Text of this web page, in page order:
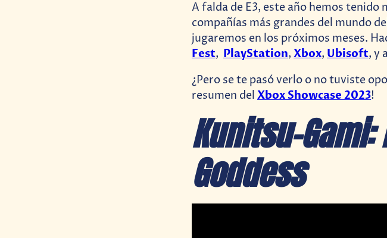
A falda de E3, este año hemos
compañías más grandes del mundo
jugaremos en los próximos meses.
Fest, PlayStation, Xbox, Ubisoft, y
¿Pero se te pasó verlo o no tuviste
resumen del Xbox Showcase 2023!
Kunitsu-
Goddess